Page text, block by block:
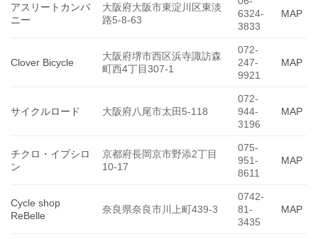
アスリートカンパ
ニー
大阪府大阪市東淀川区東淡
路5-8-63
6324-
3833
MAP
Clover Bicycle
大阪府堺市西区浜寺諏訪森
町西4丁目307-1
072-
247-
9921
MAP
サイクルロード 大阪府八尾市太田5-118
072-
944-
3196
MAP
チクロ・イプシロ
ン
京都府長岡京市野添2丁目
10-17
075-
951-
8611
MAP
Cycle shop
ReBelle
奈良県奈良市川上町439-3
0742-
81-
3435
MAP